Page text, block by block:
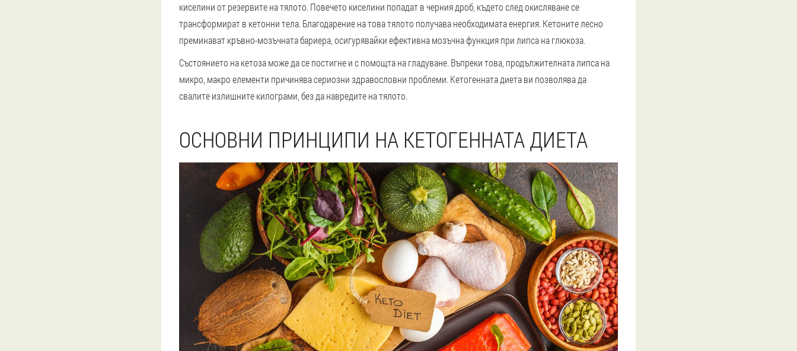
киселини от резервите на тялото. Повечето киселини попадат в черния дроб, където след окисляване се
трансформират в кетонни тела. Благодарение на това тялото получава необходимата енергия. Кетоните лесно
преминават кръвно-мозъчната бариера, осигурявайки ефективна мозъчна функция при липса на глюкоза.
Състоянието на кетоза може да се постигне и с помощта на гладуване. Въпреки това, продължителната липса на
микро, макро елементи причинява сериозни здравословни проблеми. Кетогенната диета ви позволява да
свалите излишните килограми, без да навредите на тялото.
ОСНОВНИ ПРИНЦИПИ НА КЕТОГЕННАТА ДИЕТА